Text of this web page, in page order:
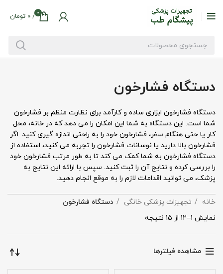
0
/
0 تومان
دستگاه فشارخون
دستگاه فشارخون ابزاری ساده و کارآمد برای نظارت منظم بر فشارخون
شما است. این دستگاه به شما این امکان را می دهد که در خانه، محل
کار یا حتی هنگام سفر، فشارخون خود را به راحتی اندازه گیری کنید. اگر
فشارخون بالا دارید یا نوسانات فشارخون را تجربه می کنید، استفاده از
دستگاه فشارخون به شما کمک می کند تا به طور مرتب فشارخون خود
را بررسی کرده و نتایج آن را ثبت کنید. سپس با ارائه این نتایج به
پزشک، می توانید اقدامات لازم را به موقع انجام دهید.
خانه تجهیزات پزشکی خانگی
دستگاه فشارخون
نمایش 1–12 از 15 نتیجه
مشاهده فیلترها